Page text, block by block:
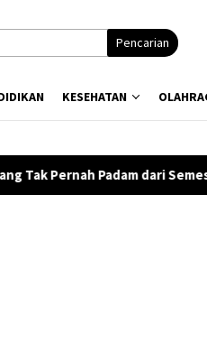
Pencarian
KESEHATAN
Semesta Laut Bercerita